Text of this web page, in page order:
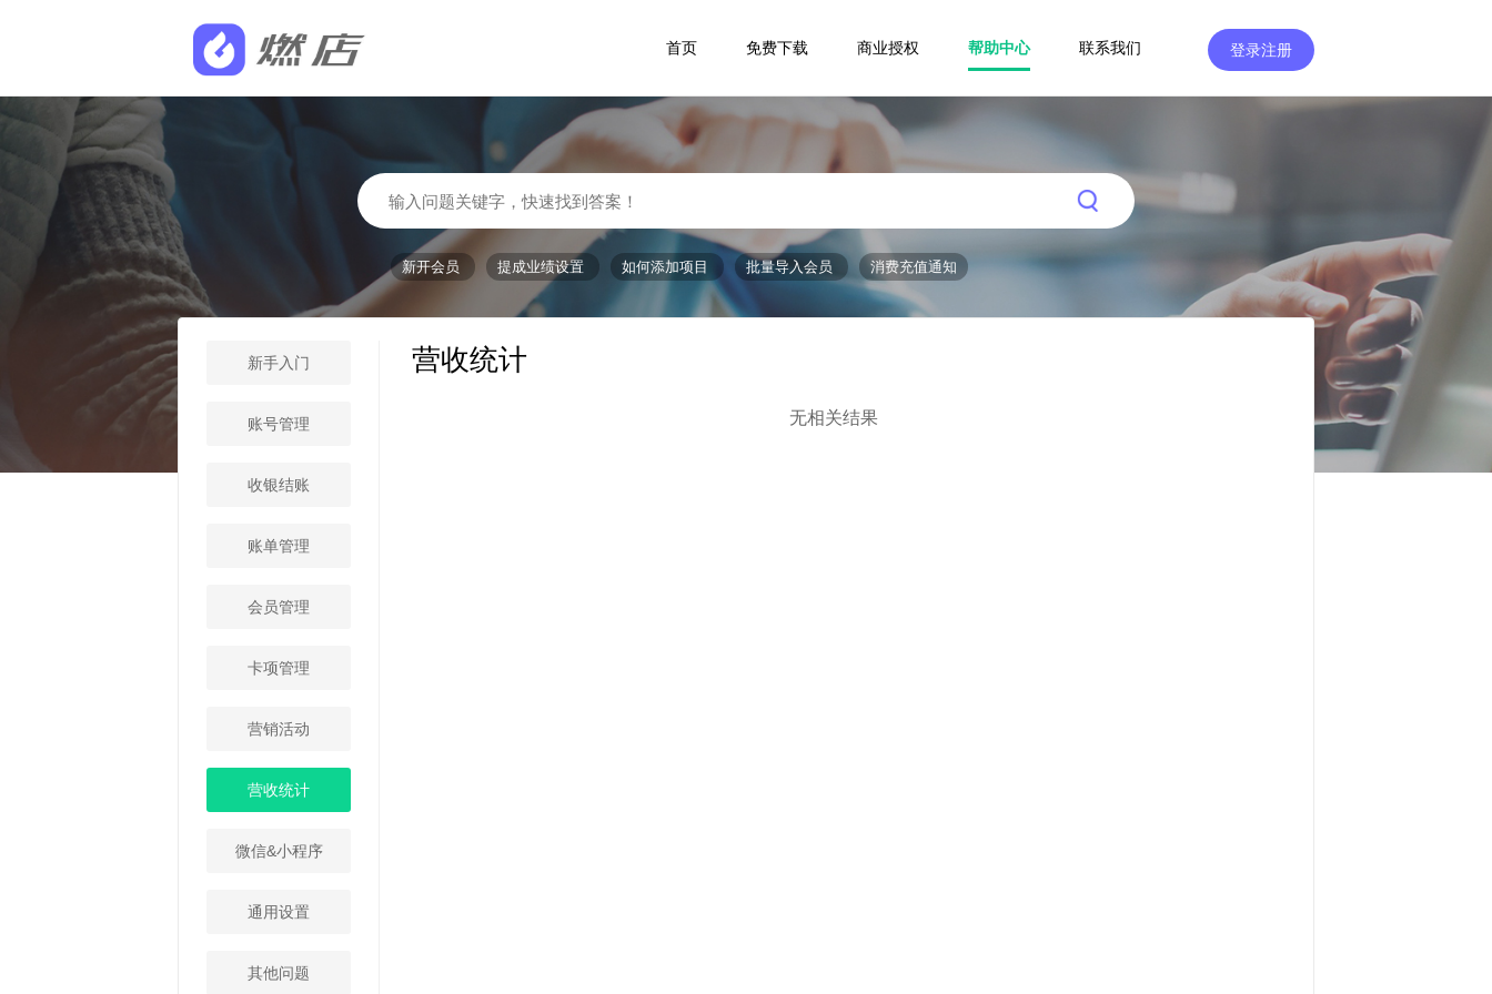
首页 免费下载 商业授权 帮助中心 联系我们 登录注册
新开会员 提成业绩设置 如何添加项目 批量导入会员 消费充值通知
新手入门
账号管理
收银结账
账单管理
会员管理
卡项管理
营销活动
营收统计
微信&小程序
通用设置
其他问题
营收统计
无相关结果